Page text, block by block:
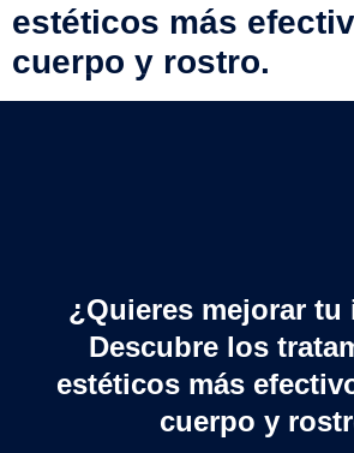
estéticos más
cuerpo y rostro.
¿Quieres mejorar tu
Descubre los
estéticos más
cuerpo y